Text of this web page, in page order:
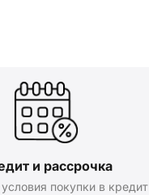
и рассрочка
покупки в кредит